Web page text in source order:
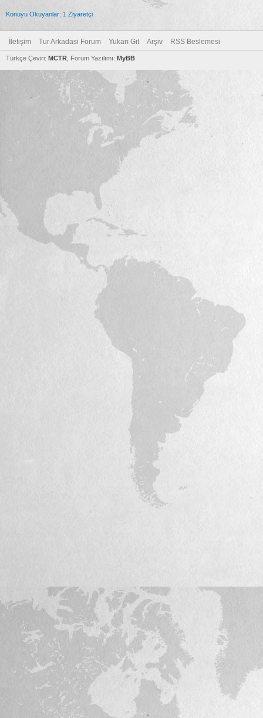
Konuyu Okuyanlar: 1 Ziyaretçi
İletişim Tur Arkadasi Forum Yukarı Git Arşiv RSS Beslemesi
Türkçe Çeviri: MCTR , Forum Yazılımı: MyBB